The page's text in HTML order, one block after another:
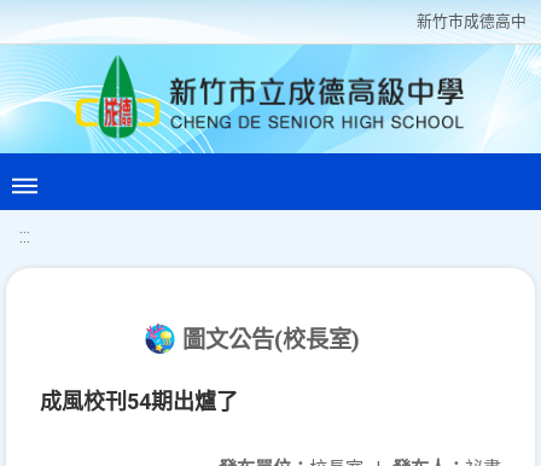
新竹巿成德高中
:::
圖文公告(校長室)
成風校刊54期出爐了